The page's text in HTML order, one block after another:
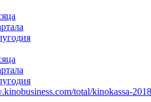
total/kinokassa-